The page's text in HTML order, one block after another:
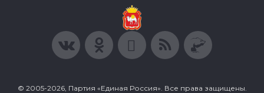
© 2005-2026, Партия «Единая Россия». Все права защищены.